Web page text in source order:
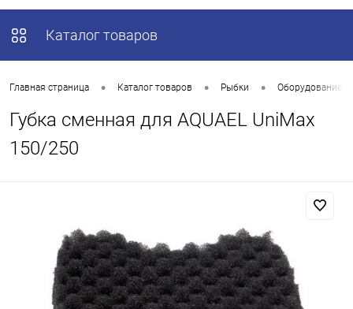
Каталог товаров
Главная страница • Каталог товаров • Рыбки • Оборудование
Губка сменная для AQUAEL UniMax
150/250